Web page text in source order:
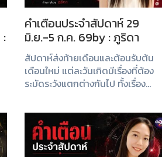
:
คำเตือนประจำสัปดาห์ 29
มิ.ย.-5 ก.ค. 69by : ภูริดา
สัปดาห์ส่งท้ายเดือนและต้อนรับต้น
เดือนใหม่ แต่ละวันเกิดมีเรื่องที่ต้อง
ระมัดระวังแตกต่างกันไป ทั้งเรื่อง
และการเดินทาง ตั้งสติและใช้ชีวิต
อย่างรอบคอบ จะช่วยให้ผ่านสัปดาห์นี